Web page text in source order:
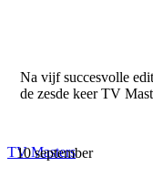
Na vijf succesvolle
de zesde keer TV
TV Masters
10 september